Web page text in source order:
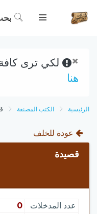
× لكي ترى
هنا
الرئيسية الكتب المصنفة
عودة للخلف
قصيدة
عدد المدخلات
0